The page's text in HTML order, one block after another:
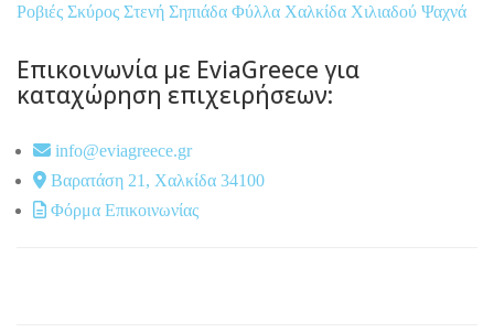
Ροβιές Σκύρος Στενή Σηπιάδα Φύλλα Χαλκίδα Χιλιαδού Ψαχνά
Επικοινωνία με EviaGreece για
καταχώρηση επιχειρήσεων:
info@eviagreece.gr
Βαρατάση 21, Χαλκίδα 34100
Φόρμα Επικοινωνίας